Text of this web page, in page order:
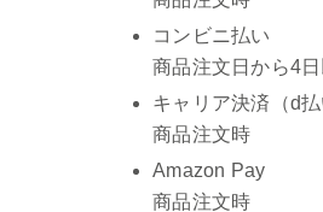
コンビニ払い
商品注文日から4
キャリア決済（d
商品注文時
Amazon Pay
商品注文時